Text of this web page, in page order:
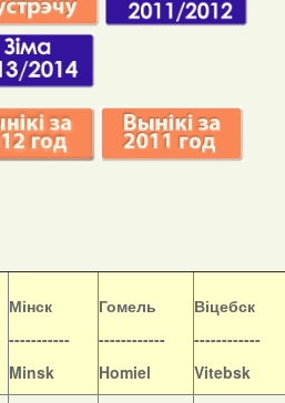
Мінск
-----------
Minsk
Гомель
------------
Homiel
Віцебск
------------
Vitebsk